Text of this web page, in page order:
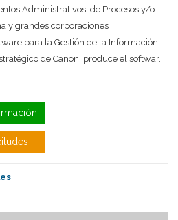
información de otros Productos /
al solicitadoSI NO
formulario aceptas nuestra
tratamiento datos personales.
Administrativos, de Procesos y/o
y grandes corporaciones
para la Gestión de la Información:
de Canon, produce el softwar...